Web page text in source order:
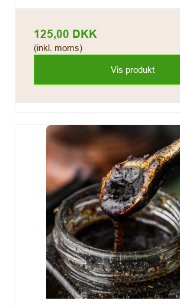
125,00 DKK
(inkl. moms)
Vis produkt